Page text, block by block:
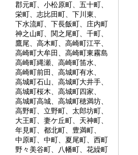
郡元町、小松原町、五十町、
栄町、志比田町、下川東、
下水流町、下長飯町、庄内町
神之山町、関之尾町、千町、
鷹尾、高木町、高崎町江平、
高崎町大牟田、高崎町東霧島
高崎町縄瀬、高崎町笛水、
高崎町前田、高城町有水、
高城町石山、高城町大井手、
高城町桜木、高城町四家、
高城町高城、高城町穂満坊、
高野町、立野町、太郎坊町、
大王町、妻ケ丘町、天神町、
年見町、都北町、豊満町、
中原町、中町、夏尾町、西町
野々美谷町、八幡町、花繰町